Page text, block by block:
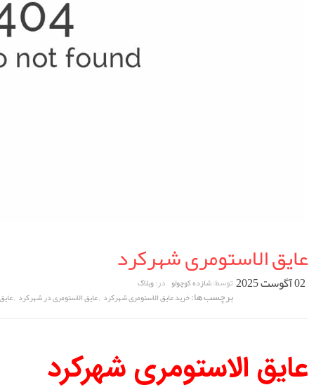
عایق الاستومری شهرکرد
02 آگوست 2025 توسط:شازده کوچولو در:وبلاگ
برچسب ها:خرید عایق الاستومری شهرکرد ,عایق الاستومری در شهرکرد ,
عایق الاستومری شهرکرد